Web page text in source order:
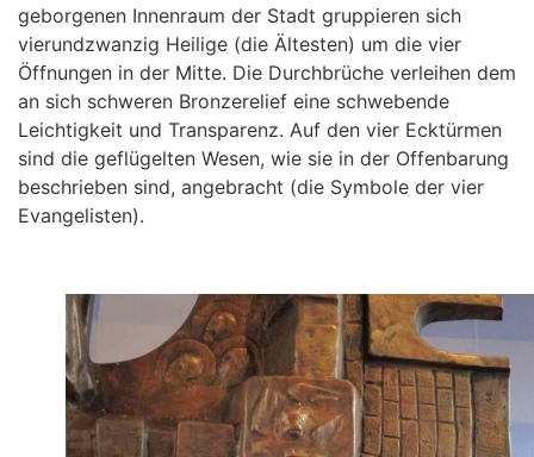
geborgenen Innenraum der Stadt gruppieren sich
vierundzwanzig Heilige (die Ältesten) um die vier
Öffnungen in der Mitte. Die Durchbrüche verleihen dem
an sich schweren Bronzerelief eine schwebende
Leichtigkeit und Transparenz. Auf den vier Ecktürmen
sind die geflügelten Wesen, wie sie in der Offenbarung
beschrieben sind, angebracht (die Symbole der vier
Evangelisten).